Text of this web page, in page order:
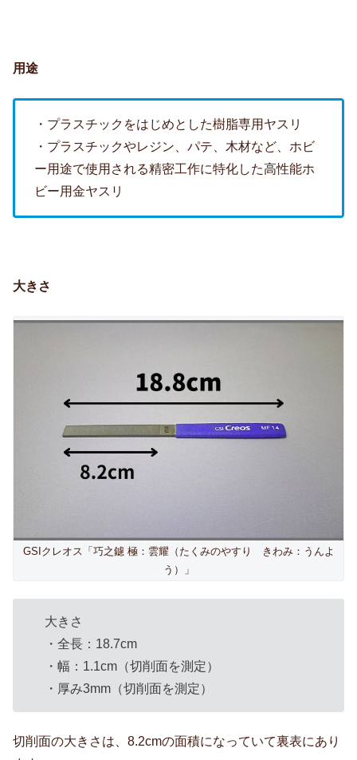
用途
・プラスチックをはじめとした樹脂専用ヤスリ
・プラスチックやレジン、パテ、木材など、ホビ
ー用途で使用される精密工作に特化した高性能ホ
ビー用金ヤスリ
大きさ
GSIクレオス「巧之鑢 極：雲耀（たくみのやすり きわみ：うんよ
う）」
大きさ
・全長：18.7cm
・幅：1.1cm（切削面を測定）
・厚み3mm（切削面を測定）
切削面の大きさは、8.2cmの面積になっていて裏表にあり